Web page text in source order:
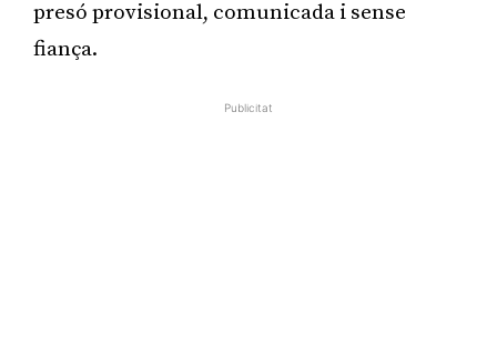
presó provisional, comunicada i sense
fiança.
Publicitat